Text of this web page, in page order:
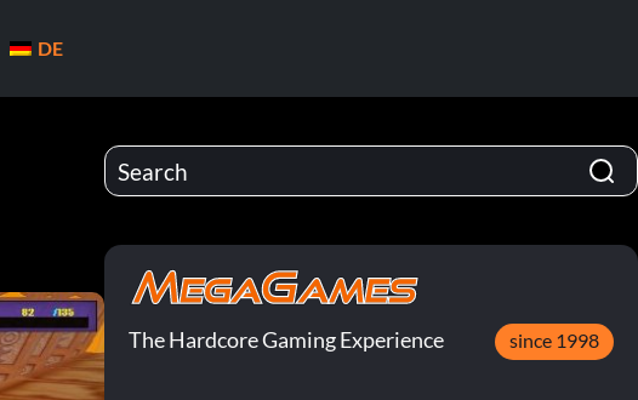
DE
The Hardcore Gaming Experience since 1998